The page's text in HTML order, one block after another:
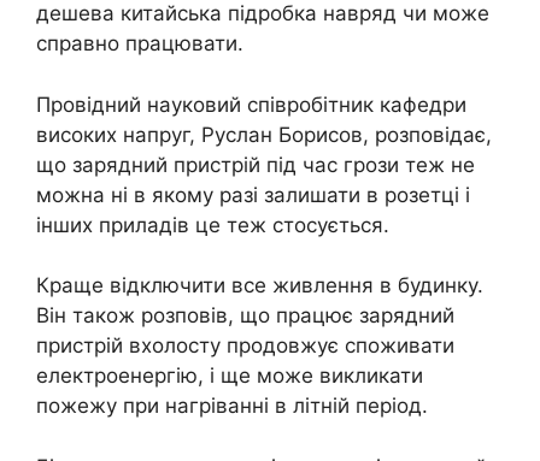
дешева китайська підробка навряд чи може
справно працювати.
Провідний науковий співробітник кафедри
високих напруг, Руслан Борисов, розповідає,
що зарядний пристрій під час грози теж не
можна ні в якому разі залишати в розетці і
інших приладів це теж стосується.
Краще відключити все живлення в будинку.
Він також розповів, що працює зарядний
пристрій вхолосту продовжує споживати
електроенергію, і ще може викликати
пожежу при нагріванні в літній період.